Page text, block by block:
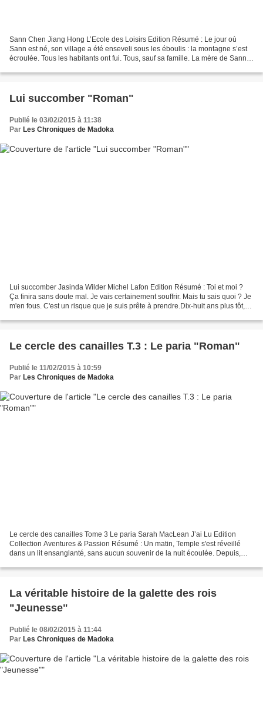
Sann Chen Jiang Hong L’Ecole des Loisirs Edition Résumé : Le jour où
Sann est né, son village a été enseveli sous les éboulis : la montagne s’est
écroulée. Tous les habitants ont fui. Tous, sauf sa famille. La mère de Sann
Lui succomber "Roman"
Publié le 03/02/2015 à 11:38
Par Les Chroniques de Madoka
Lui succomber Jasinda Wilder Michel Lafon Edition Résumé : Toi et moi ?
Ça finira sans doute mal. Je vais certainement souffrir. Mais tu sais quoi ? Je
m'en fous. C'est un risque que je suis prête à prendre.Dix-huit ans plus tôt,
Le cercle des canailles T.3 : Le paria "Roman"
Publié le 11/02/2015 à 10:59
Par Les Chroniques de Madoka
Le cercle des canailles Tome 3 Le paria Sarah MacLean J’ai Lu Edition
Collection Aventures & Passion Résumé : Un matin, Temple s'est réveillé
dans un lit ensanglanté, sans aucun souvenir de la nuit écoulée. Depuis,
La véritable histoire de la galette des rois
"Jeunesse"
Publié le 08/02/2015 à 11:44
Par Les Chroniques de Madoka